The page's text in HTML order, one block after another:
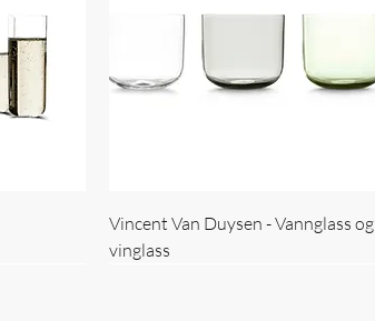
Vincent Van Duysen - Vannglass og
vinglass